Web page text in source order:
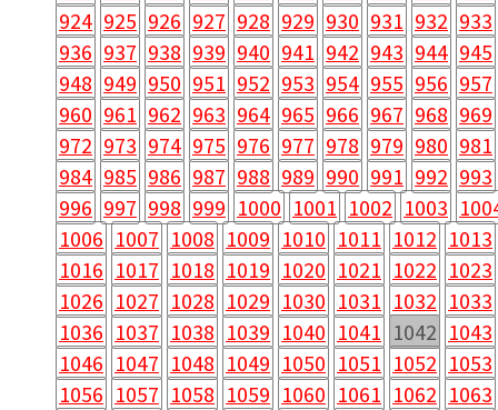
924 925 926 927 928 929 930 931 932 933
936 937 938 939 940 941 942 943 944 945
948 949 950 951 952 953 954 955 956 957
960 961 962 963 964 965 966 967 968 969
972 973 974 975 976 977 978 979 980 981
984 985 986 987 988 989 990 991 992 993
996 997 998 999 1000 1001 1002 1003
1006 1007 1008 1009 1010 1011 1012 1013
1016 1017 1018 1019 1020 1021 1022 1023
1026 1027 1028 1029 1030 1031 1032 1033
1036 1037 1038 1039 1040 1041 1042 1043
1046 1047 1048 1049 1050 1051 1052 1053
1056 1057 1058 1059 1060 1061 1062 1063